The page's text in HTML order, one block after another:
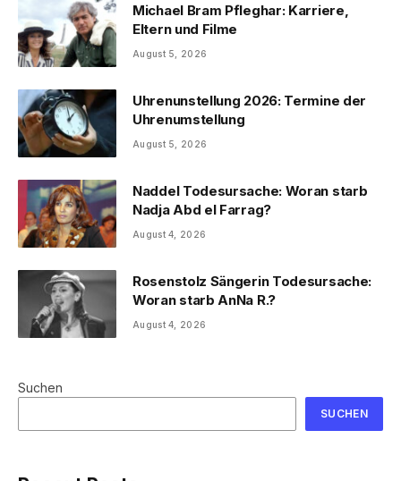
Michael Bram Pfleghar: Karriere,
Eltern und Filme
August 5, 2026
Uhrenunstellung 2026: Termine der
Uhrenumstellung
August 5, 2026
Naddel Todesursache: Woran starb
Nadja Abd el Farrag?
August 4, 2026
Rosenstolz Sängerin Todesursache:
Woran starb AnNa R.?
August 4, 2026
Suchen
SUCHEN